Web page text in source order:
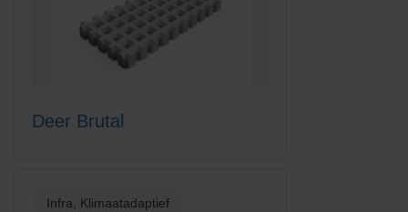
Deer Brutal
Infra, Klimaatadaptief